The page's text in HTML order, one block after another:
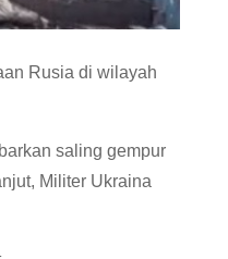
Rusia di wilayah
saling gempur
Militer Ukraina